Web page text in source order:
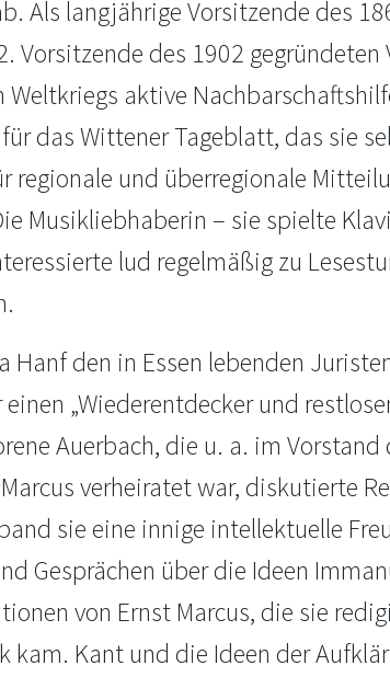
Als langjährige Vorsitzende des
Vorsitzende des 1902
Weltkriegs aktive
das Wittener Tageblatt, das sie
regionale und überregionale
Musikliebhaberin – sie spielte
lud regelmäßig zu
Hanf den in Essen lebenden
„Wiederentdecker und
Auerbach, die u. a. im Vorstand
verheiratet war, diskutierte
sie eine innige intellektuelle
Gesprächen über die Ideen
von Ernst Marcus, die sie
kam. Kant und die Ideen der